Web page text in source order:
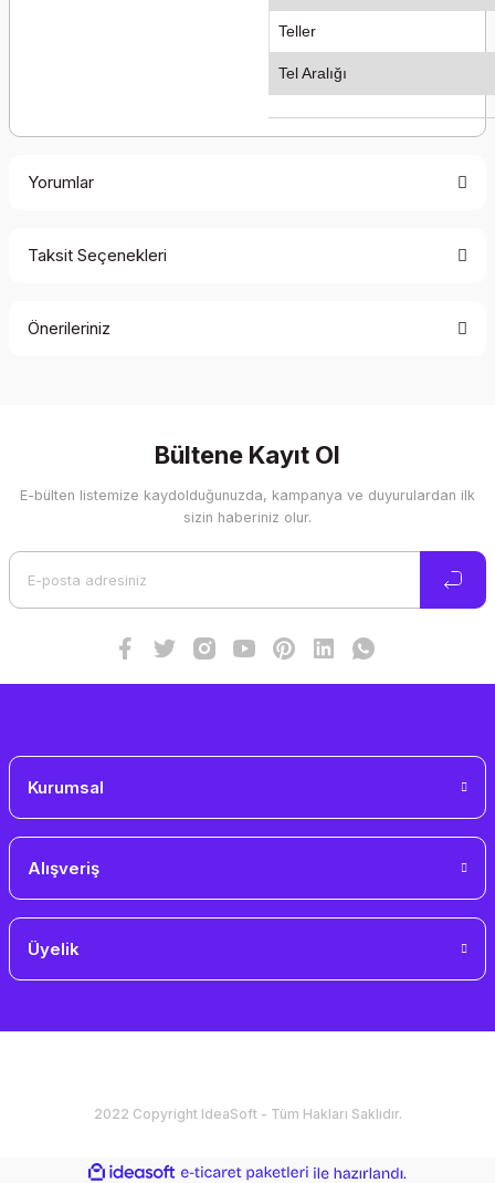
Teller
Tel Aralığı
Yorumlar
Taksit Seçenekleri
Önerileriniz
Görüş ve önerileriniz için teşekkür ederiz.
Ürün resmi kalitesiz, bozuk veya görüntülenemiyor.
Bültene Kayıt Ol
E-bülten listemize kaydolduğunuzda, kampanya ve duyurulardan ilk
sizin haberiniz olur.
Kurumsal
Alışveriş
Üyelik
2022 Copyright IdeaSoft - Tüm Hakları Saklıdır.
ideasoft e-